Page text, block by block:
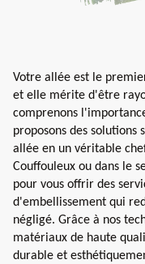
Votre allée est le
et elle mérite d'être
comprenons
proposons des
allée en un véritable
Couffouleux ou dans le
pour vous offrir des
d'embellissement qui
négligé. Grâce à nos
matériaux de haute
durable et